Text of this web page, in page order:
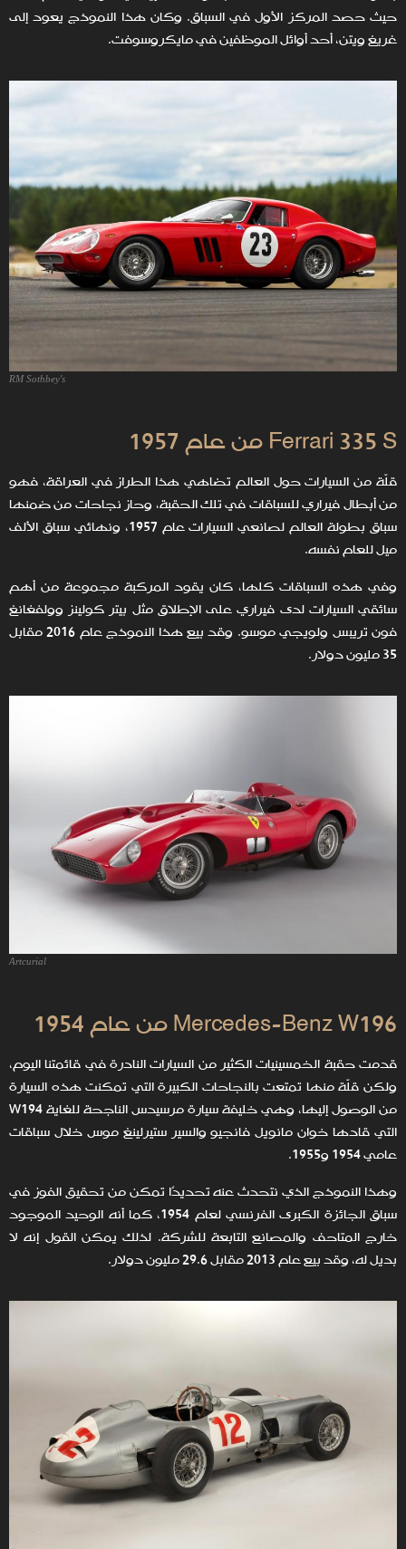
حيث حصد المركز الأول في السباق. وكان هذا النموذج يعود إلى
غريغ ويتن، أحد أوائل الموظفين في مايكروسوفت.
RM Sothbey's
Ferrari 335 S من عام 1957
قلّة من السيارات حول العالم تضاهي هذا الطراز في العراقة، فهو
من أبطال فيراري للسباقات في تلك الحقبة، وحاز نجاحات من ضمنها
سباق بطولة العالم لصانعي السيارات عام 1957، ونهائي سباق الألف
ميل للعام نفسه.
وفي هذه السباقات كلها، كان يقود المركبة مجموعة من أهم
سائقي السيارات لدى فيراري على الإطلاق مثل بيتر كولينز وولفغانغ
فون تريبس ولويجي موسو. وقد بيع هذا النموذج عام 2016 مقابل
35 مليون دولار.
Artcurial
Mercedes-Benz W196 من عام 1954
قدمت حقبة الخمسينيات الكثير من السيارات النادرة في قائمتنا اليوم،
ولكن قلّة منها تمتعت بالنجاحات الكبيرة التي تمكنت هذه السيارة
من الوصول إليها، وهي خليفة سيارة مرسيدس الناجحة للغاية W194
التي قادها خوان مانويل فانجيو والسير ستيرلينغ موس خلال سباقات
عامي 1954 و1955.
وهذا النموذج الذي نتحدث عنه تحديدًا تمكن من تحقيق الفوز في
سباق الجائزة الكبرى الفرنسي لعام 1954، كما أنه الوحيد الموجود
خارج المتاحف والمصانع التابعة للشركة. لذلك يمكن القول إنه لا
بديل له، وقد بيع عام 2013 مقابل 29.6 مليون دولار.